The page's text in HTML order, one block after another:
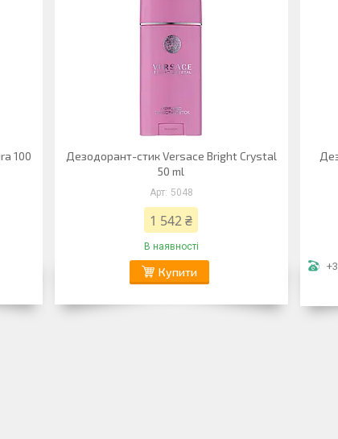
100
Дезодорант-стик Versace Bright Crystal
50 ml
5048
1 542 ₴
В наявності
Купити